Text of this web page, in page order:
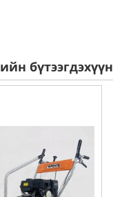
бүтээгдэхүүн